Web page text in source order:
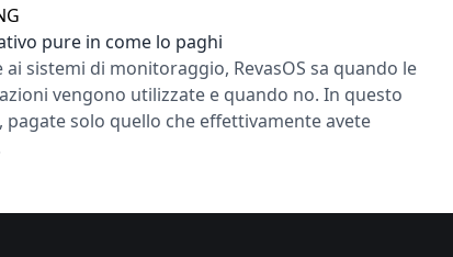
pure in come lo paghi
ai sistemi di monitoraggio, RevasOS sa quando le
vengono utilizzate e quando no. In questo
pagate solo quello che effettivamente avete